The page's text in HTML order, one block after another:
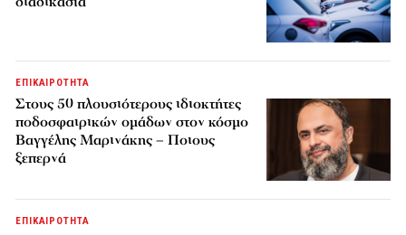
ΕΠΙΚΑΙΡΟΤΗΤΑ
Στους 50 πλουσιότερους ιδιοκτήτες
ποδοσφαιρικών ομάδων στον κόσμο
Βαγγέλης Μαρινάκης – Ποιους
ξεπερνά
ΕΠΙΚΑΙΡΟΤΗΤΑ